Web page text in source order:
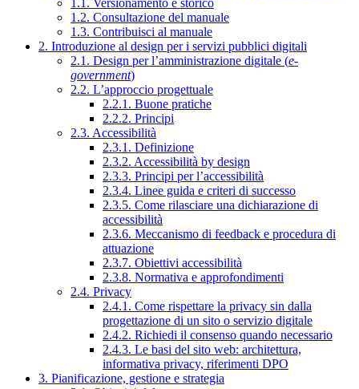
1.2. Consultazione del manuale
1.3. Contribuisci al manuale
2. Introduzione al design per i servizi pubblici digitali
2.1. Design per l’amministrazione digitale (e-
government)
2.2. L’approccio progettuale
2.2.1. Buone pratiche
2.2.2. Principi
2.3. Accessibilità
2.3.1. Definizione
2.3.2. Accessibilità by design
2.3.3. Principi per l’accessibilità
2.3.4. Linee guida e criteri di successo
2.3.5. Come rilasciare una dichiarazione di
accessibilità
2.3.6. Meccanismo di feedback e procedura di
attuazione
2.3.7. Obiettivi accessibilità
2.3.8. Normativa e approfondimenti
2.4. Privacy
2.4.1. Come rispettare la privacy sin dalla
progettazione di un sito o servizio digitale
2.4.2. Richiedi il consenso quando necessario
2.4.3. Le basi del sito web: architettura,
informativa privacy, riferimenti DPO
3. Pianificazione, gestione e strategia